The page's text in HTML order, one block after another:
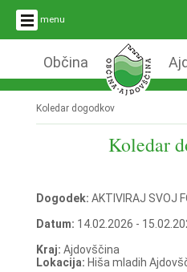
menu
Občina
Koledar dogodkov
Koledar
Dogodek: AKTIVIRAJ SVOJ
Datum: 14.02.2026 -
Kraj: Ajdovščina
Lokacija: Hiša mladih